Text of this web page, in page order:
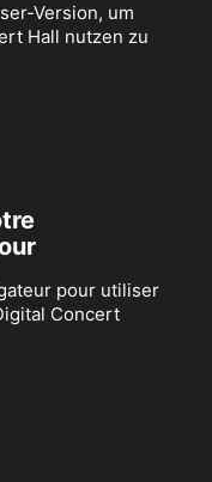
Version, um
Hall nutzen zu
pour utiliser
Concert